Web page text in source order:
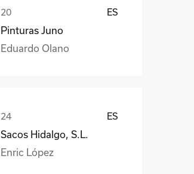
ES
Pinturas Juno
Eduardo Olano
ES
Sacos Hidalgo, S.L.
Enric López